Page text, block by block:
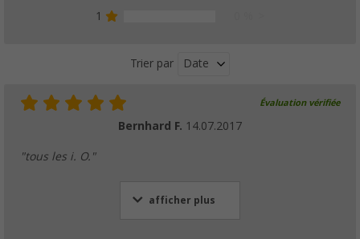
1
Trier par Date
Évaluation vérifiée
Bernhard F. 14.07.2017
"tous les i. O."
afficher plus